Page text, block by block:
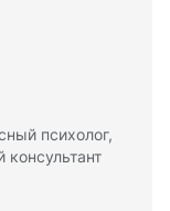
психолог,